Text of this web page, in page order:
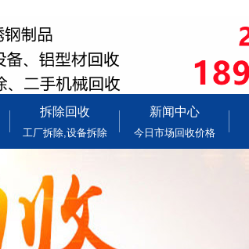
拆除回收
工厂拆除,设备拆除
新闻中心
今日市场回收价格